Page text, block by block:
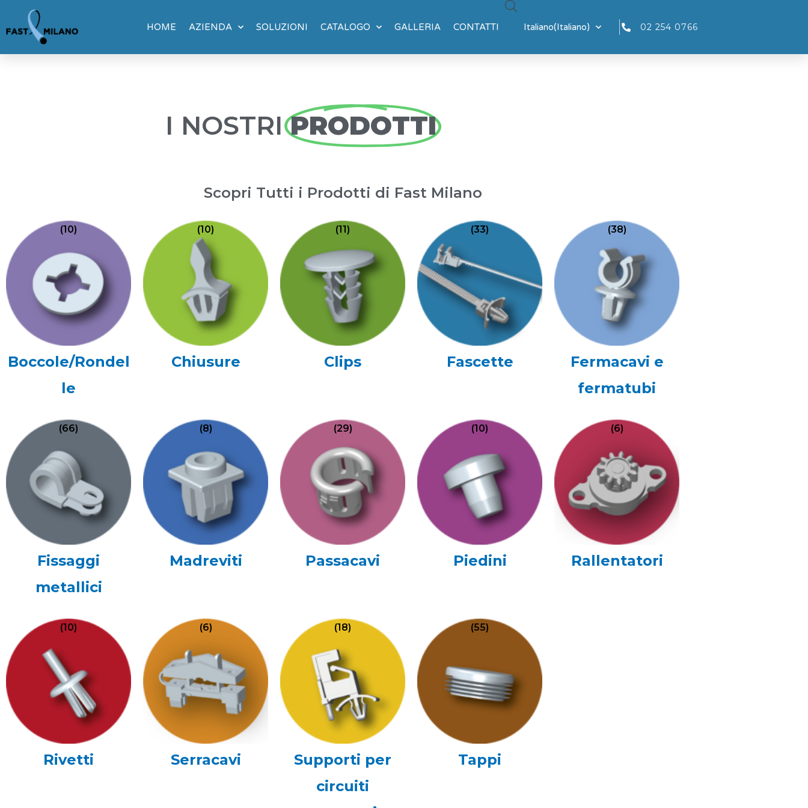
Vai al contenuto
HOME AZIENDA SOLUZIONI CATALOGO GALLERIA CONTATTI Italiano(Italiano) 02 254 0766
I NOSTRI PRODOTTI
Scopri Tutti i Prodotti di Fast Milano
(10)
Boccole/Rondel
le
(10)
Chiusure
(11)
Clips
(33)
Fascette
(38)
Fermacavi e
fermatubi
(66)
Fissaggi
metallici
(8)
Madreviti
(29)
Passacavi
(10)
Piedini
(6)
Rallentatori
(10)
Rivetti
(6)
Serracavi
(18)
Supporti per
circuiti
(55)
Tappi